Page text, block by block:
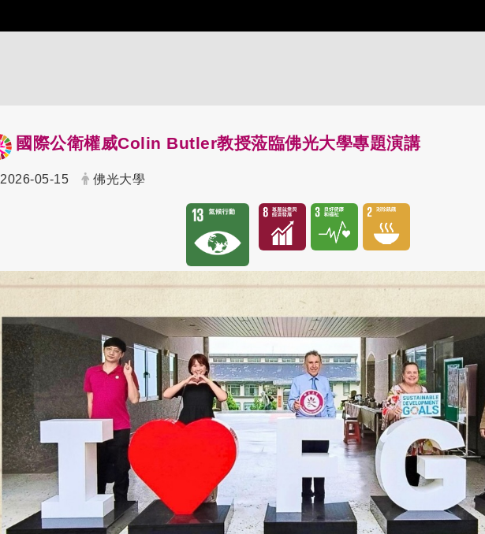
國際公衛權威Colin Butler教授蒞臨佛光大學專題演講
2026-05-15 佛光大學